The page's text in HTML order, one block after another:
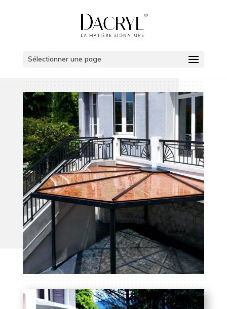
Sélectionner une page